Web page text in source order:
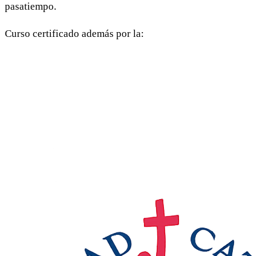
pasatiempo.
Curso certificado además por la: